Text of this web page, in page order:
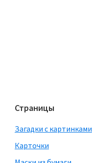
Страницы
Загадки с картинками
Карточки